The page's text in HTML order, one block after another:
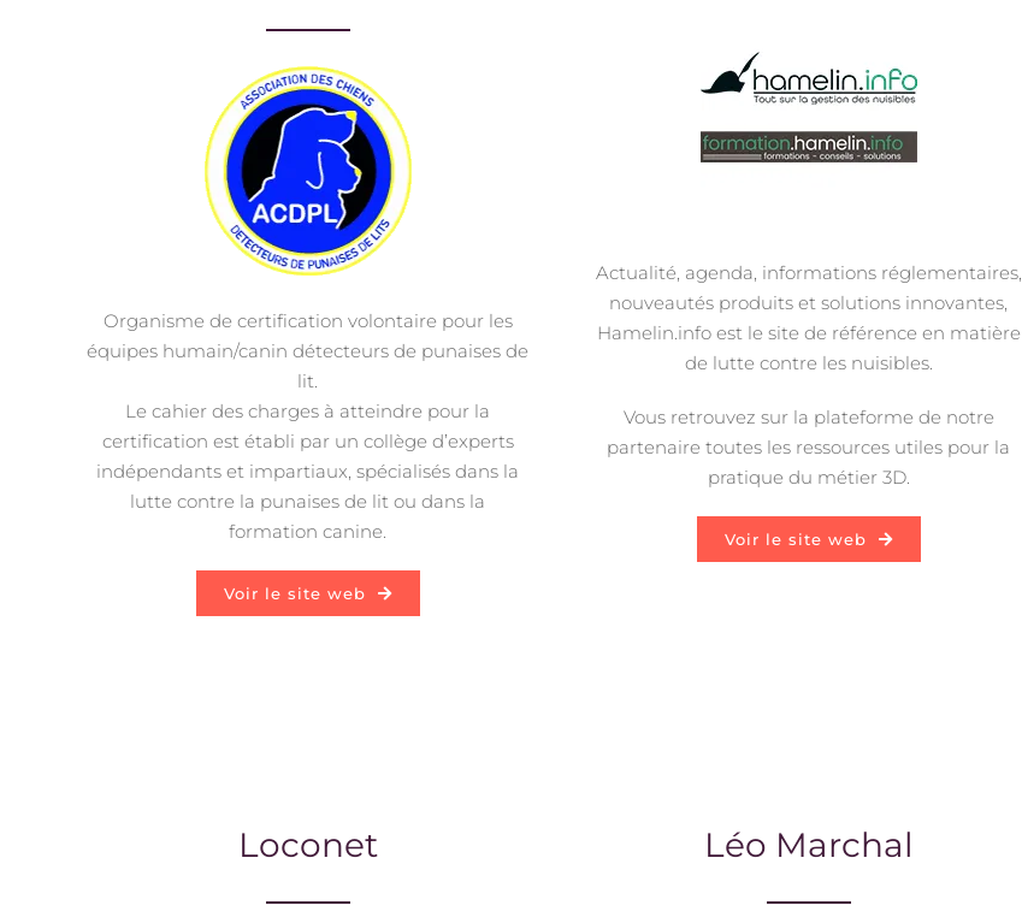
Organisme de certification volontaire pour les
équipes humain/canin détecteurs de punaises de
lit.
Le cahier des charges à atteindre pour la
certification est établi par un collège d’experts
indépendants et impartiaux, spécialisés dans la
lutte contre la punaises de lit ou dans la
formation canine.
Voir le site web
Actualité, agenda, informations réglementaires,
nouveautés produits et solutions innovantes,
Hamelin.info est le site de référence en matière
de lutte contre les nuisibles.
Vous retrouvez sur la plateforme de notre
partenaire toutes les ressources utiles pour la
pratique du métier 3D.
Voir le site web
Loconet Léo Marchal